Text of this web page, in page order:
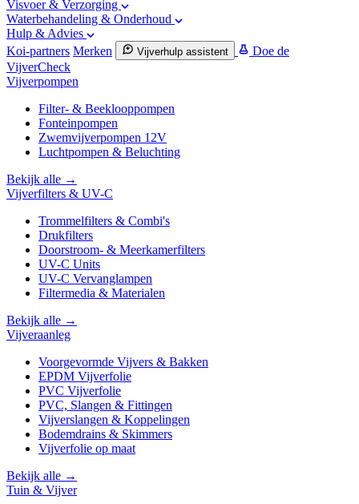
Visvoer & Verzorging
Waterbehandeling & Onderhoud
Hulp & Advies
Koi-partners Merken Vijverhulp assistent
Doe de
VijverCheck
Vijverpompen
Filter- & Beeklooppompen
Fonteinpompen
Zwemvijverpompen 12V
Luchtpompen & Beluchting
Bekijk alle →
Vijverfilters & UV-C
Trommelfilters & Combi's
Drukfilters
Doorstroom- & Meerkamerfilters
UV-C Units
UV-C Vervanglampen
Filtermedia & Materialen
Bekijk alle →
Vijveraanleg
Voorgevormde Vijvers & Bakken
EPDM Vijverfolie
PVC Vijverfolie
PVC, Slangen & Fittingen
Vijverslangen & Koppelingen
Bodemdrains & Skimmers
Vijverfolie op maat
Bekijk alle →
Tuin & Vijver